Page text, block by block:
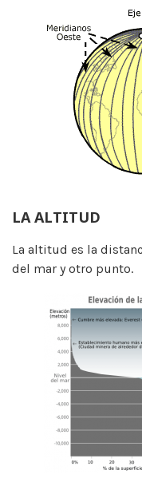
LA ALTITUD
La altitud es la
del mar y otro punto.